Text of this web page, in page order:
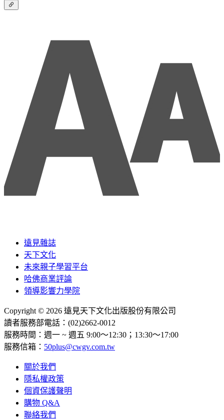
遠見雜誌
天下文化
未來親子學習平台
哈佛商業評論
領導影響力學院
Copyright © 2026 遠見天下文化出版股份有限公司
讀者服務部電話：(02)2662-0012
服務時間：週一 ~ 週五 9:00～12:30；13:30～17:00
服務信箱： 50plus@cwgv.com.tw
關於我們
隱私權政策
個資保護聲明
購物 Q&A
聯絡我們